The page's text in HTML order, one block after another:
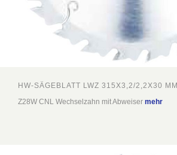
HW-SÄGEBLATT LWZ 315X3,2/2,2X30 MM
Z28W CNL Wechselzahn mit Abweiser mehr